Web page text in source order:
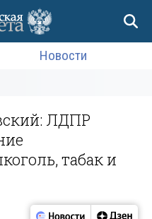
Новости
ЛДПР
табак и